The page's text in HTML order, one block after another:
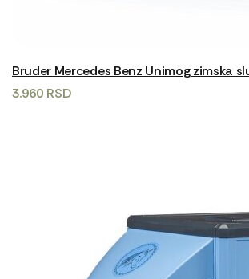
Bruder Mercedes Benz Unimog zimska
3.960 RSD